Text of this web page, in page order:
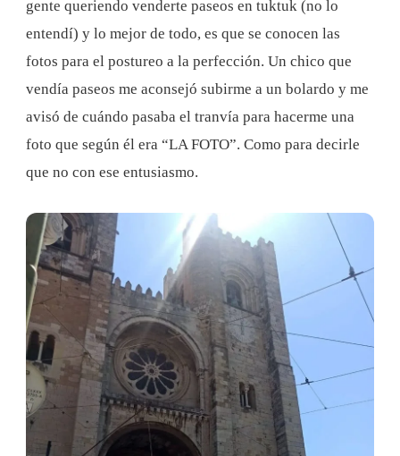
gente queriendo venderte paseos en tuktuk (no lo
entendí) y lo mejor de todo, es que se conocen las
fotos para el postureo a la perfección. Un chico que
vendía paseos me aconsejó subirme a un bolardo y me
avisó de cuándo pasaba el tranvía para hacerme una
foto que según él era “LA FOTO”. Como para decirle
que no con ese entusiasmo.